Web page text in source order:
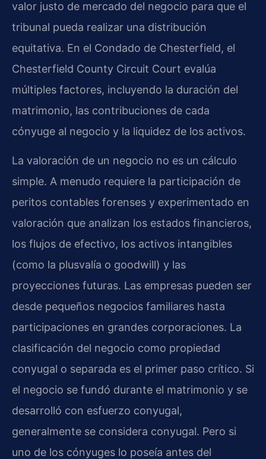
valor justo de mercado del negocio para que el
tribunal pueda realizar una distribución
equitativa. En el Condado de Chesterfield, el
Chesterfield County Circuit Court evalúa
múltiples factores, incluyendo la duración del
matrimonio, las contribuciones de cada
cónyuge al negocio y la liquidez de los activos.
La valoración de un negocio no es un cálculo
simple. A menudo requiere la participación de
peritos contables forenses y experimentado en
valoración que analizan los estados financieros,
los flujos de efectivo, los activos intangibles
(como la plusvalía o goodwill) y las
proyecciones futuras. Las empresas pueden ser
desde pequeños negocios familiares hasta
participaciones en grandes corporaciones. La
clasificación del negocio como propiedad
conyugal o separada es el primer paso crítico. Si
el negocio se fundó durante el matrimonio y se
desarrolló con esfuerzo conyugal,
generalmente se considera conyugal. Pero si
uno de los cónyuges lo poseía antes del